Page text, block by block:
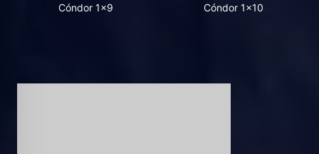
Cóndor 1x9 Cóndor 1x10